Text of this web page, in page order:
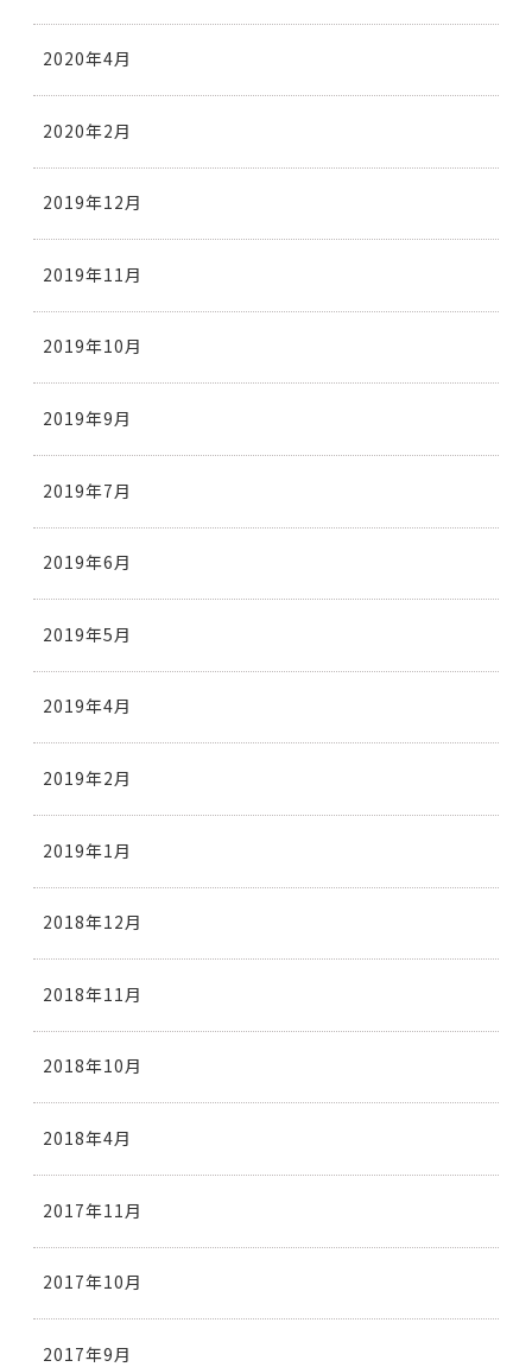
2020年4月
2020年2月
2019年12月
2019年11月
2019年10月
2019年9月
2019年7月
2019年6月
2019年5月
2019年4月
2019年2月
2019年1月
2018年12月
2018年11月
2018年10月
2018年4月
2017年11月
2017年10月
2017年9月